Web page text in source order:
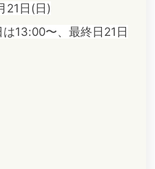
21日(日)
13:00〜、最終日21日